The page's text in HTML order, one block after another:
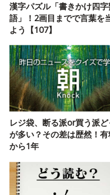
漢字パズル「書きかけ四
語」！2画目までで言葉を
よう【107】
レジ袋、断る派or買う派ど
が多い？その差は歴然！
から1年